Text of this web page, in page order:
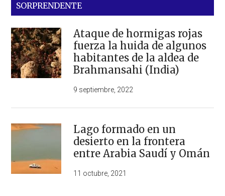
SORPRENDENTE
Ataque de hormigas rojas
fuerza la huida de algunos
habitantes de la aldea de
Brahmansahi (India)
9 septiembre, 2022
Lago formado en un
desierto en la frontera
entre Arabia Saudí y Omán
11 octubre, 2021